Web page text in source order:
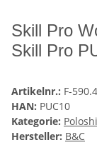
Skill Pro
Skill Pro
Artikelnr.: F-
HAN: PUC10
Kategorie:
Hersteller: B&C